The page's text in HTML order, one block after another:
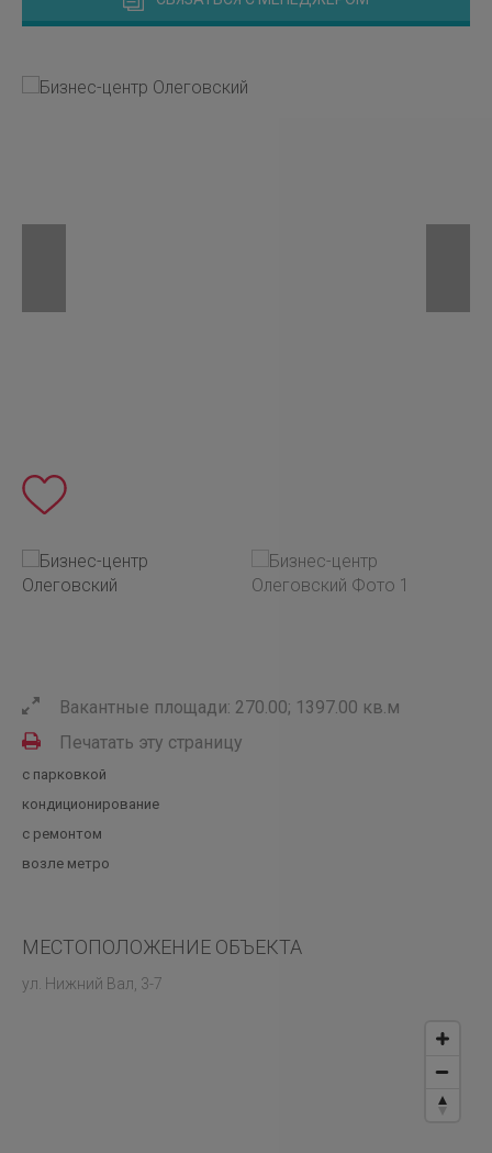
Вакантные площади: 270.00; 1397.00 кв.м
Печатать эту страницу
с парковкой
кондиционирование
с ремонтом
возле метро
МЕСТОПОЛОЖЕНИЕ ОБЪЕКТА
ул. Нижний Вал, 3-7